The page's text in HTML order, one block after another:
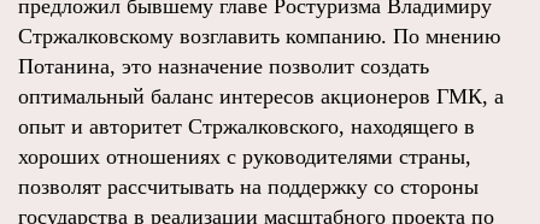
предложил бывшему главе Ростуризма Владимиру
Стржалковскому возглавить компанию. По мнению
Потанина, это назначение позволит создать
оптимальный баланс интересов акционеров ГМК, а
опыт и авторитет Стржалковского, находящего в
хороших отношениях с руководителями страны,
позволят рассчитывать на поддержку со стороны
государства в реализации масштабного проекта по